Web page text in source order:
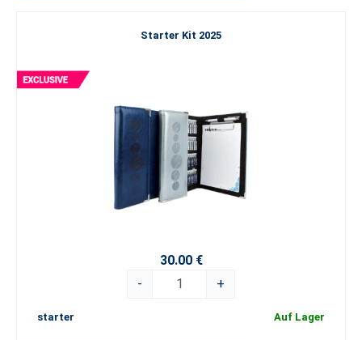
Starter Kit 2025
30.00 €
-
+
starter Auf Lager